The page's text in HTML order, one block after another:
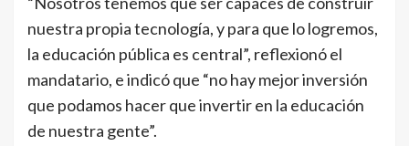
nuestra propia tecnología, y para que lo logremos,
la educación pública es central”, reflexionó el
mandatario, e indicó que “no hay mejor inversión
que podamos hacer que invertir en la educación
de nuestra gente”.